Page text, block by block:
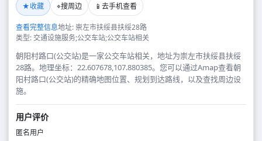
★收藏 ⌖搜周边 📱 去手机查看
查看完整信息地址: 崇左市扶绥县扶绥28路
类型: 交通设施服务;公交车站;公交车站相关
朝阳村路口(公交站)是一家公交车站相关，地址为崇左市扶绥县扶绥
28路。地理坐标：22.607678,107.880385。您可以通过Amap查看朝
阳村路口(公交站)的精确地图位置、规划到达路线，以及查找周边设
施。
用户评价
匿名用户